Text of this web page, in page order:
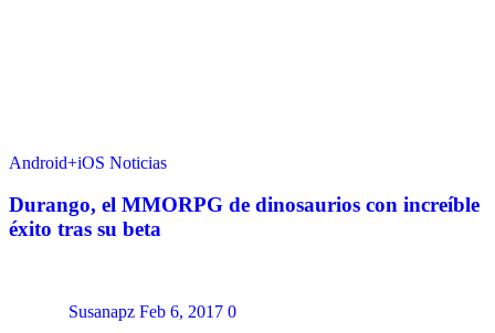
Android+iOS Noticias
Durango, el MMORPG de dinosaurios con increíble
éxito tras su beta
Susanapz Feb 6, 2017 0